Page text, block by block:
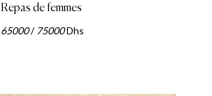
Repas de femmes
65000/ 75000Dhs